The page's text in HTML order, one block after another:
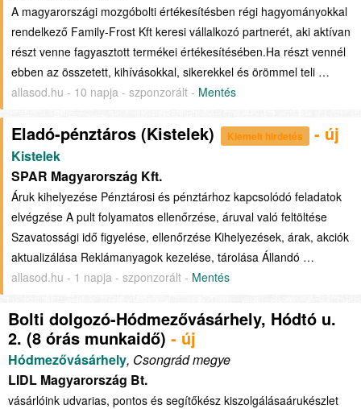
A magyarországi mozgóbolti értékesítésben régi hagyományokkal
rendelkező Family-Frost Kft keresi vállalkozó partnerét, aki aktívan
részt venne fagyasztott termékei értékesítésében.Ha részt vennél
ebben az összetett, kihívásokkal, sikerekkel és örömmel teli …
allasod.hu - 10 napja - szponzorált - Mentés
Eladó-pénztáros (Kistelek) Kiemelt hirdetés - új
Kistelek
SPAR Magyarország Kft.
Áruk kihelyezése Pénztárosi és pénztárhoz kapcsolódó feladatok
elvégzése A pult folyamatos ellenőrzése, áruval való feltöltése
Szavatossági idő figyelése, ellenőrzése Kihelyezések, árak, akciók
aktualizálása Reklámanyagok kezelése, tárolása Állandó …
allasod.hu - 1 napja - szponzorált - Mentés
Bolti dolgozó-Hódmezővásárhely, Hódtó u.
2. (8 órás munkaidő) - új
Hódmezővásárhely, Csongrád megye
LIDL Magyarország Bt.
vásárlóink udvarias, pontos és segítőkész kiszolgálásaárukészlet